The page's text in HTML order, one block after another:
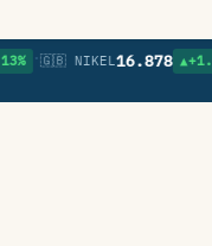
🇬🇧 NIKEL16.878 ▲+1.12%